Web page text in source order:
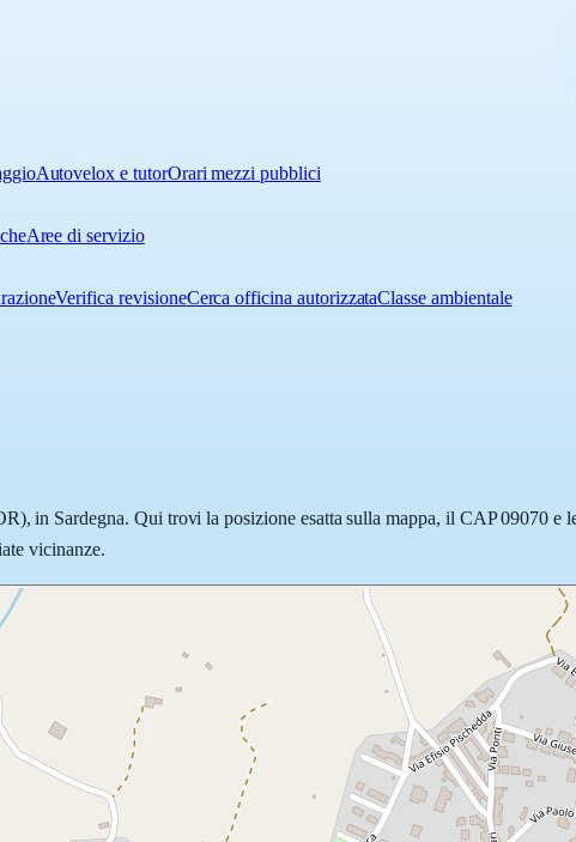
Autovelox e tutorOrari mezzi pubblici
Aree di servizio
Verifica revisioneCerca officina autorizzataClasse ambientale
in Sardegna. Qui trovi la posizione esatta sulla mappa, il CAP 09070
vicinanze.